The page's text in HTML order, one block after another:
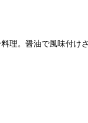
理。醤油で風味付け